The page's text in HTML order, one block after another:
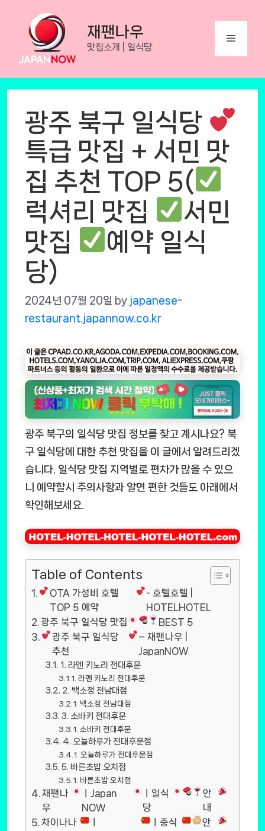
content
재팬나우
맛집소개 | 일식당
Menu
광주 북구 일식당
특급 맛집 + 서민 맛
집 추천 TOP 5(
럭셔리 맛집
서민
맛집
예약 일식
당)
2024년 07월 20일 by japanese-
restaurant.japannow.co.kr
광주 북구의 일식당 맛집 정보를 찾고 계시나요? 북
구 일식당에 대한 추천 맛집을 이 글에서 알려드리겠
습니다. 일식당 맛집 지역별로 편차가 많을 수 있으
니 예약할시 주의사항과 알면 편한 것들도 아래에서
확인해보세요.
Table of Contents
OTA 가성비 호텔
TOP 5 예약
- 호텔호텔 |
HOTELHOTEL
광주 북구 일식당 맛집
BEST 5
광주 북구 일식당
추천
– 재팬나우 |
JapanNOW
1. 라멘 키노리 전대후문
라멘 키노리 전대후문
2. 백소정 전남대점
백소정 전남대점
3. 소바키 전대후문
소바키 전대후문
4. 오늘하루가 전대후문점
오늘하루가 전대후문점
5. 바른초밥 오치점
바른초밥 오치점
재팬나
우
ㅣJapan
NOW
ㅣ일식
당
안
내
차이나나
ㅣ중식
안